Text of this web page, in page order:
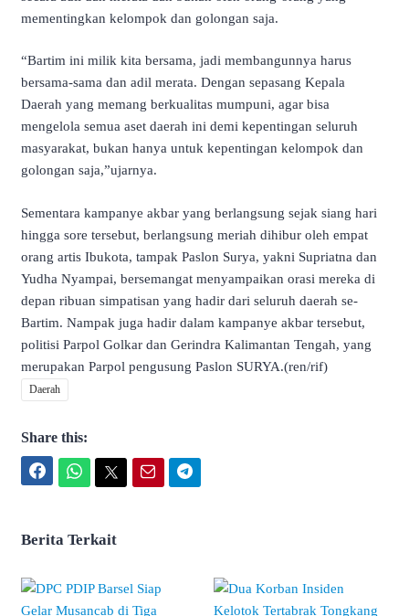
mementingkan kelompok dan golongan saja.
“Bartim ini milik kita bersama, jadi membangunnya harus
bersama-sama dan adil merata. Dengan sepasang Kepala
Daerah yang memang berkualitas mumpuni, agar bisa
mengelola semua aset daerah ini demi kepentingan seluruh
masyarakat, bukan hanya untuk kepentingan kelompok dan
golongan saja,”ujarnya.
Sementara kampanye akbar yang berlangsung sejak siang hari
hingga sore tersebut, berlangsung meriah dihibur oleh empat
orang artis Ibukota, tampak Paslon Surya, yakni Supriatna dan
Yudha Nyampai, bersemangat menyampaikan orasi mereka di
depan ribuan simpatisan yang hadir dari seluruh daerah se-
Bartim. Nampak juga hadir dalam kampanye akbar tersebut,
politisi Parpol Golkar dan Gerindra Kalimantan Tengah, yang
merupakan Parpol pengusung Paslon SURYA.(ren/rif)
Daerah
Share this:
Berita Terkait